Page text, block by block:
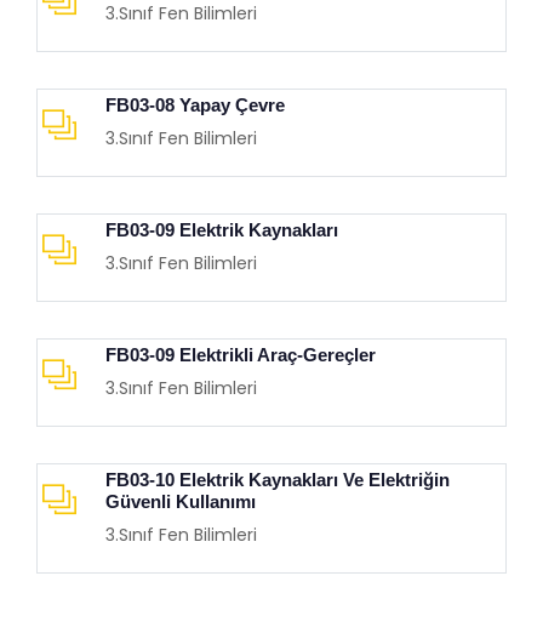
3.Sınıf Fen Bilimleri
FB03-08 Yapay Çevre
3.Sınıf Fen Bilimleri
FB03-09 Elektrik Kaynakları
3.Sınıf Fen Bilimleri
FB03-09 Elektrikli Araç-Gereçler
3.Sınıf Fen Bilimleri
FB03-10 Elektrik Kaynakları Ve Elektriğin
Güvenli Kullanımı
3.Sınıf Fen Bilimleri